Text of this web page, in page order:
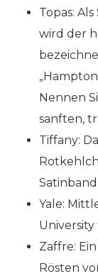
Topas:
wird der
Nennen
sanften,
Tiffany:
Yale:
Zaffre:
Rösten